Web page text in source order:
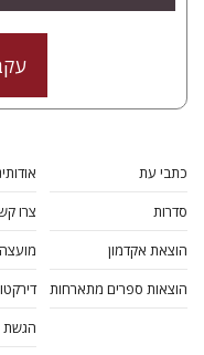
כתבי עת
סדרות
הוצאת אקדמון
הוצאות ספרים מתארחות
צרו
הגשת